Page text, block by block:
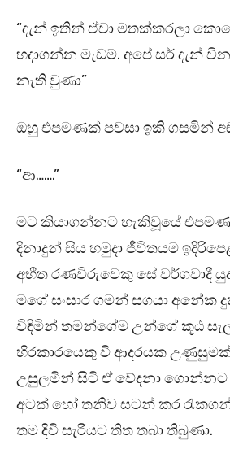
“දැන් ඉතින් ඒවා මතක්කරලා
හදාගන්න මැඩම්. අපේ සර් දැන්
නැති වුණා”
ඔහු එපමණක් පවසා ඉකි ගසමින්
“ආ…….”
මට කියාගන්නට හැකිවූයේ
දිනාදුන් සිය හමුදා ජීවිතයම
අභීත රණවිරුවෙකු සේ වර්ගවාදී
මගේ සංසාර ගමන් සගයා
විඳිමින් තමන්ගේම උන්ගේ කූඨ
හිරකාරයෙකු වී ආදරයක
උසුලමින් සිටි ඒ වේදනා ගොන්නට
අටක් හෝ තනිව සටන් කර
තම දිවි සැරියට තිත තබා තිබුණා.